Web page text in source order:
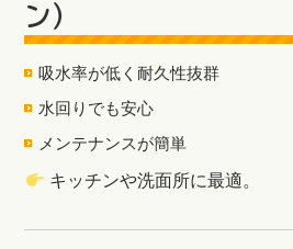
ン）
吸水率が低く耐久性抜群
水回りでも安心
メンテナンスが簡単
キッチンや洗面所に最適。